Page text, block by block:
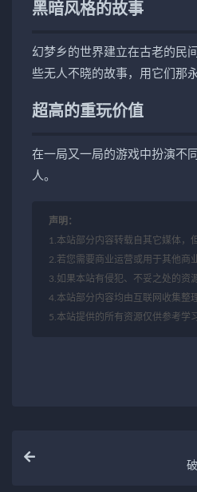
黑暗风格的故事
幻梦乡的世界建立在古老的民
些无人不晓的故事，用它们那
超高的重玩价值
在一局又一局的游戏中扮演不
人。
声明：
1.本站部分内容转载自其它媒体，
2.若您需要商业运营或用于其他商
3.如果本站有侵犯、不妥之处的资
4.本站部分内容均由互联网收集整
5.本站提供的所有资源仅供参考学